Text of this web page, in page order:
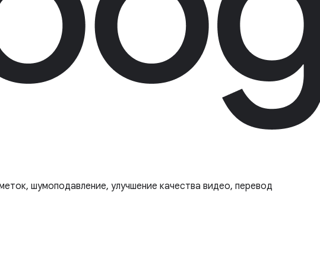
шумоподавление, улучшение качества видео, перевод